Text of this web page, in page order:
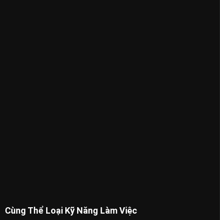
Cùng Thể Loại Kỹ Năng Làm Việc